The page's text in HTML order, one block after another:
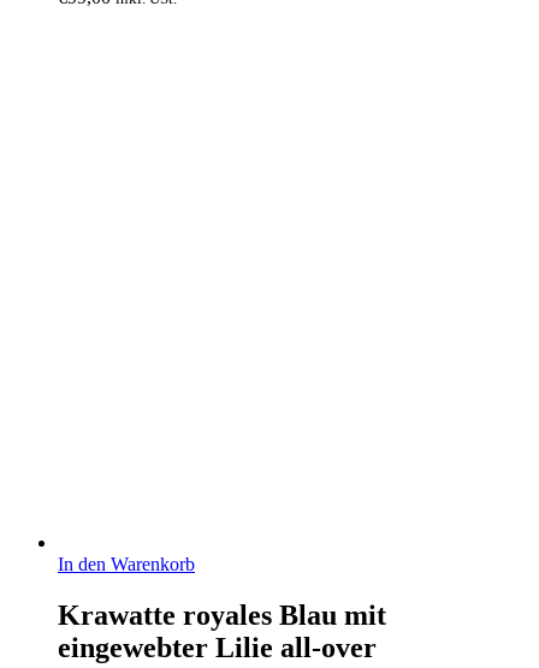
In den Warenkorb
Krawatte royales Blau mit
eingewebter Lilie all-over